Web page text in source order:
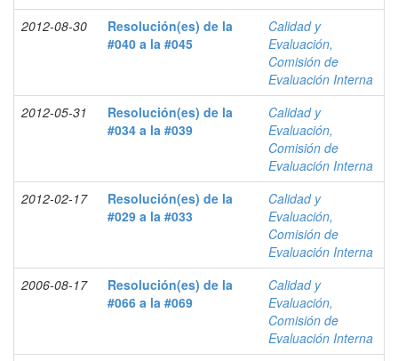
2012-08-30
Resolución(es) de la
#040 a la #045
Calidad y
Evaluación,
Comisión de
Evaluación Interna
2012-05-31
Resolución(es) de la
#034 a la #039
Calidad y
Evaluación,
Comisión de
Evaluación Interna
2012-02-17
Resolución(es) de la
#029 a la #033
Calidad y
Evaluación,
Comisión de
Evaluación Interna
2006-08-17
Resolución(es) de la
#066 a la #069
Calidad y
Evaluación,
Comisión de
Evaluación Interna